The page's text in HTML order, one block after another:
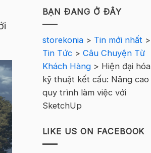
BẠN ĐANG Ở ĐÂY
storekonia> Tin mới nhất>
Tin Tức> Câu Chuyện Từ
Khách Hàng> Hiện đại hóa
kỹ thuật kết cấu: Nâng cao
quy trình làm việc với
SketchUp
LIKE US ON FACEBOOK